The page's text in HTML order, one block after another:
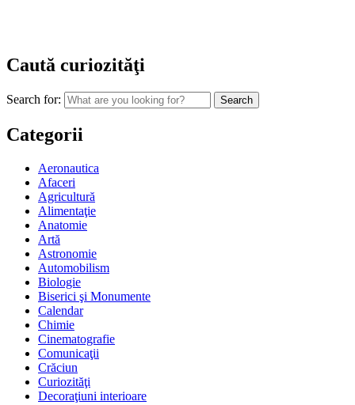
Caută curiozităţi
Search for:
Categorii
Aeronautica
Afaceri
Agricultură
Alimentaţie
Anatomie
Artă
Astronomie
Automobilism
Biologie
Biserici şi Monumente
Calendar
Chimie
Cinematografie
Comunicaţii
Crăciun
Curiozităţi
Decoraţiuni interioare